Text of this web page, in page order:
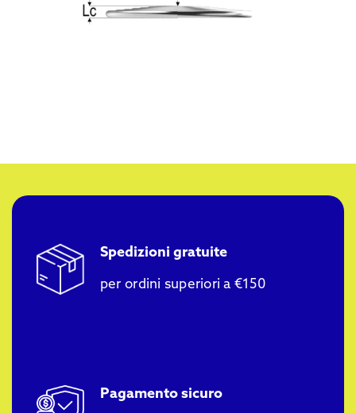
Spedizioni gratuite
per ordini superiori a €150
Pagamento sicuro